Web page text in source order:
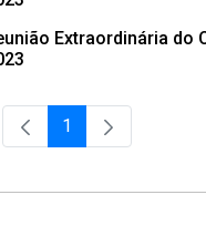
Extraordinária do
Página
1